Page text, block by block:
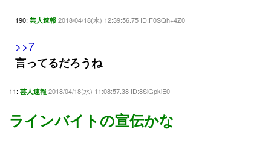
190: 芸人速報 2018/04/18(水) 12:39:56.75 ID:F0SQh+4Z0
>>7
言ってるだろうね
11: 芸人速報 2018/04/18(水) 11:08:57.38 ID:8SiGpkiE0
ラインバイトの宣伝かな